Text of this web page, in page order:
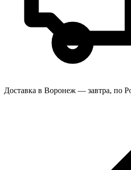
Доставка в Воронеж — завтра, по